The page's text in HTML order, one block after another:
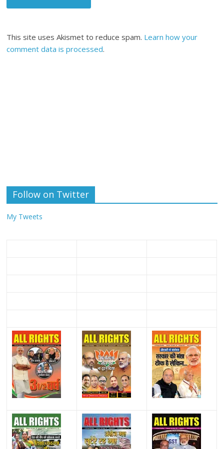
This site uses Akismet to reduce spam. Learn how your
comment data is processed.
Follow on Twitter
My Tweets